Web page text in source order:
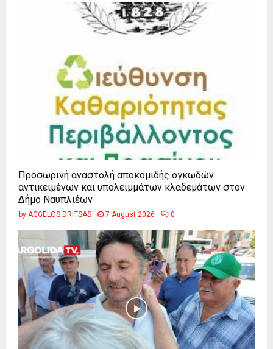
Προσωρινή αναστολή αποκομιδής ογκωδών
αντικειμένων και υπολειμμάτων κλαδεμάτων στον
Δήμο Ναυπλιέων
by AGGELOS DRITSAS 7 August 2026 0